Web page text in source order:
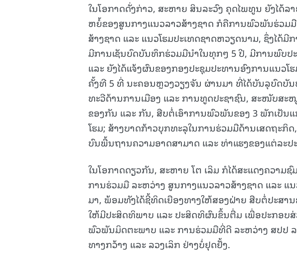
ໃນໂອກາດດັ່ງກ່າວ, ສະຫາຍ ສິນລະວົງ ຄຸດໄພທູນ ຍັງໄດ້ລ
ຫຍໍ້ຂອງສູນກາງແນວລາວສ້າງຊາດ ກໍຄືການພົວພັນຮ່ວມ
ສ້າງຊາດ ແລະ ແນວໂຮມປະເທດຊາດຫວຽດນາມ, ຊຶ່ງໄ
ມີການເຊັນບົດບັນທຶກຮ່ວມມືນໍາໃນທຸກໆ 5 ປີ, ມີການພົບປ
ແລະ ຍັງໄດ້ແຈ້ງຜົນຂອງກອງປະຊຸມປະທານອົງການແນວໂ
ຄັ້ງທີ 5 ທີ່ ນະຄອນຫຼວງວຽງຈັນ ຜ່ານມາ ທີ່ໄດ້ບັນລຸບົດບັ
ທະວີດ້ານການເມືອງ ແລະ ການທູດປະຊາຊົນ, ສະໜັບສ
ຂອງກັນ ແລະ ກັນ, ສືບຕໍ່ເອົາການພົວພັນຂອງ 3 ພັກເປັ
ໂຮມ; ສ້າງບາດກ້າວບຸກທະລຸໃນການຮ່ວມມືດ້ານເສດຖະ
ບົນພື້ນຖານຄວາມອາດສາມາດ ແລະ ທ່າແຮງຂອງແຕ່ລະປ
ໃນໂອກາດດຽວກັນ, ສະຫາຍ ໂຕ ເລິມ ກໍໄດ້ສະແດງຄວາ
ການຮ່ວມມື ລະຫວ່າງ ສູນກາງແນວລາວສ້າງຊາດ ແລະ ແ
ມາ, ພ້ອມທັງໄດ້ຊີ້ທິດເຍືອງທາງໃຫ້ສອງຝ່າຍ ສືບຕໍ່ປະສາ
ໃຫ້ມີປະສິດທິພາບ ແລະ ປະສິດທິຜົນຂຶ້ນຕື່ມ ເພື່ອປະກອບ
ພົວພັນມິດຕະພາບ ແລະ ການຮ່ວມມືທີ່ດີ ລະຫວ່າງ ສປປ
ທາງກວ້າງ ແລະ ລວງເລິກ ຢ່າງບໍ່ຢຸດຢັ້ງ.